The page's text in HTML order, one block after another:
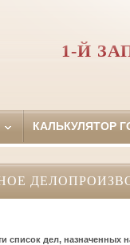
1-Й
КАЛЬКУЛЯТОР
список дел, назначенных